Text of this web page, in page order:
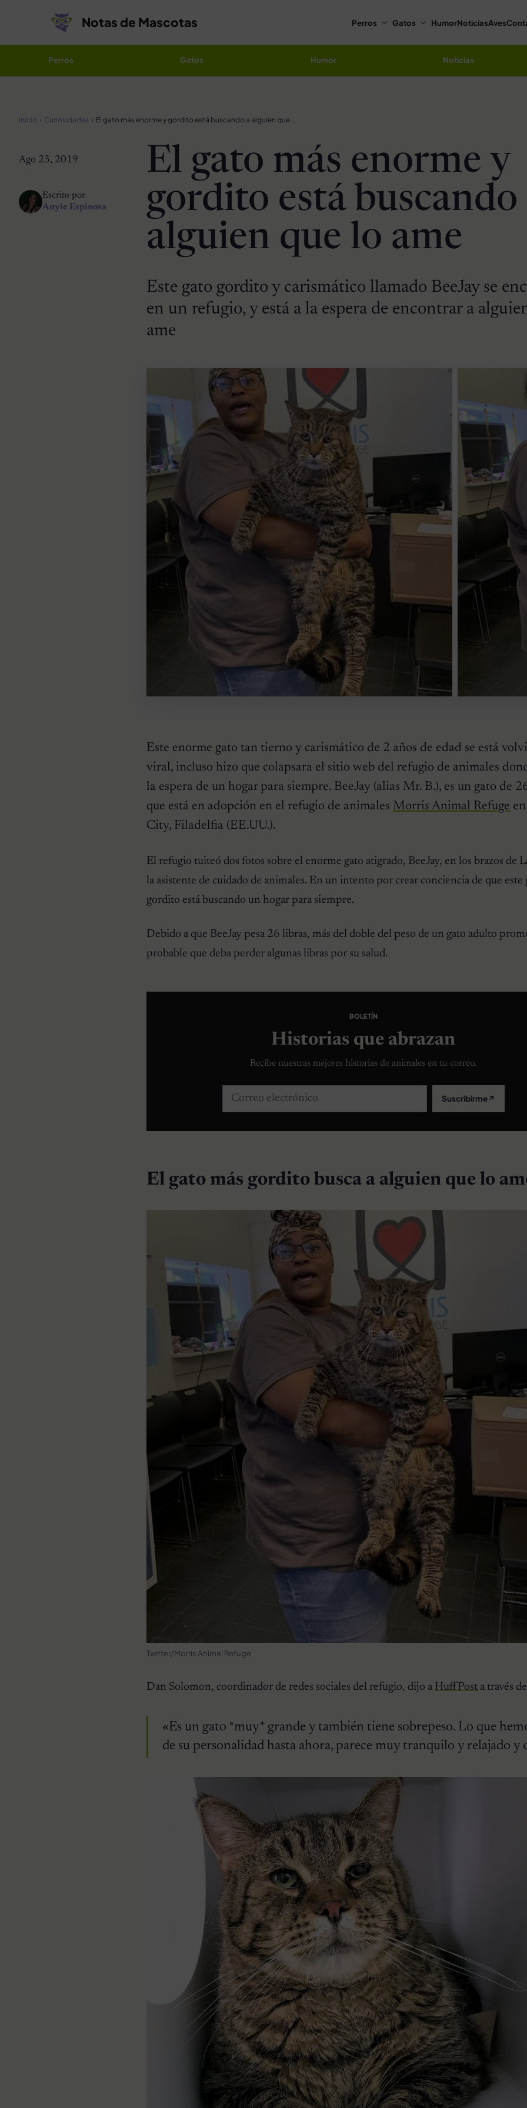
Notas de Mascotas Perros Gatos HumorNoticiasAves
Perros Gatos Humor Noticias
Inicio Curiosidades El gato más enorme y gordito está buscando a alguien que lo ame
Ago 23, 2019
Escrito por
Anyie Espinosa
El gato más enorme y
gordito está buscando
alguien que lo ame
Este gato gordito y carismático llamado BeeJay se
en un refugio, y está a la espera de encontrar a
ame
Este enorme gato tan tierno y carismático de 2 años de edad se está
viral, incluso hizo que colapsara el sitio web del refugio de animales
la espera de un hogar para siempre. BeeJay (alias Mr. B.), es un gato de
que está en adopción en el refugio de animales Morris Animal Refuge
City, Filadelfia (EE.UU.).
El refugio tuiteó dos fotos sobre el enorme gato atigrado, BeeJay, en los brazos de
la asistente de cuidado de animales. En un intento por crear conciencia de que este
gordito está buscando un hogar para siempre.
Debido a que BeeJay pesa 26 libras, más del doble del peso de un gato adulto
probable que deba perder algunas libras por su salud.
BOLETÍN
Historias que abrazan
Recibe nuestras mejores historias de animales en tu correo.
Correo electrónico Suscribirme↗
El gato más gordito busca a alguien que lo
Twitter/Morris Animal Refuge
Dan Solomon, coordinador de redes sociales del refugio, dijo a HuffPost a través
«Es un gato *muy* grande y también tiene sobrepeso. Lo que
de su personalidad hasta ahora, parece muy tranquilo y relajado y